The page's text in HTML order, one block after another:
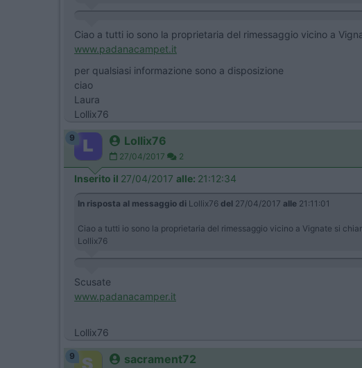
Ciao a tutti io sono la proprietaria del rimessaggio vicino a
www.padanacampet.it
per qualsiasi informazione sono a disposizione
ciao
Laura
Lollix76
9 Lollix76
27/04/2017 2
Inserito il 27/04/2017 alle: 21:12:34
In risposta al messaggio di Lollix76 del 27/04/2017 alle 21:11:01
Ciao a tutti io sono la proprietaria del rimessaggio vicino a Vignate si
Lollix76
Scusate
www.padanacamper.it
Lollix76
9 sacrament72